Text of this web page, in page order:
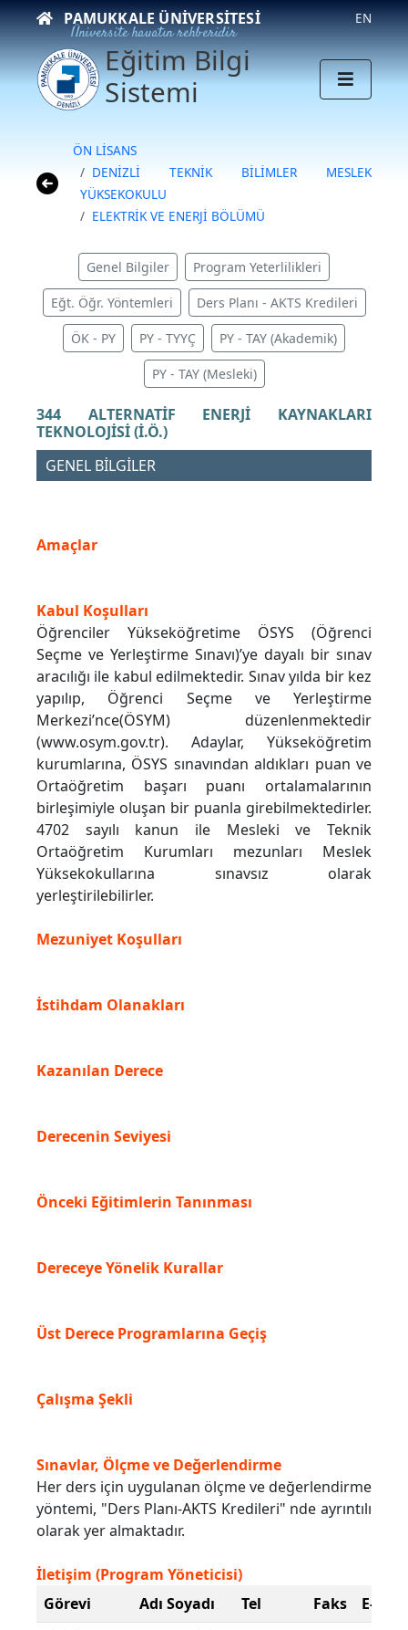
PAMUKKALE ÜNIVERSITESI
Üniversite hayatın rehberidir
EN
Eğitim Bilgi
Sistemi
ÖN LİSANS
DENİZLİ TEKNİK BİLİMLER MESLEK
YÜKSEKOKULU
ELEKTRİK VE ENERJİ BÖLÜMÜ
Genel Bilgiler Program Yeterlilikleri
Eğt. Öğr. Yöntemleri Ders Planı - AKTS Kredileri
ÖK - PY PY - TYYÇ PY - TAY (Akademik)
PY - TAY (Mesleki)
344 ALTERNATİF ENERJİ KAYNAKLARI
TEKNOLOJİSİ (İ.Ö.)
GENEL BİLGİLER
Amaçlar
Kabul Koşulları
Öğrenciler Yükseköğretime ÖSYS (Öğrenci
Seçme ve Yerleştirme Sınavı)’ye dayalı bir sınav
aracılığı ile kabul edilmektedir. Sınav yılda bir kez
yapılıp, Öğrenci Seçme ve Yerleştirme
Merkezi’nce(ÖSYM) düzenlenmektedir
(www.osym.gov.tr). Adaylar, Yükseköğretim
kurumlarına, ÖSYS sınavından aldıkları puan ve
Ortaöğretim başarı puanı ortalamalarının
birleşimiyle oluşan bir puanla girebilmektedirler.
4702 sayılı kanun ile Mesleki ve Teknik
Ortaöğretim Kurumları mezunları Meslek
Yüksekokullarına sınavsız olarak
yerleştirilebilirler.
Mezuniyet Koşulları
İstihdam Olanakları
Kazanılan Derece
Derecenin Seviyesi
Önceki Eğitimlerin Tanınması
Dereceye Yönelik Kurallar
Üst Derece Programlarına Geçiş
Çalışma Şekli
Sınavlar, Ölçme ve Değerlendirme
Her ders için uygulanan ölçme ve değerlendirme
yöntemi, "Ders Planı-AKTS Kredileri" nde ayrıntılı
olarak yer almaktadır.
İletişim (Program Yöneticisi)
Görevi
Adı Soyadı Tel Faks
E-